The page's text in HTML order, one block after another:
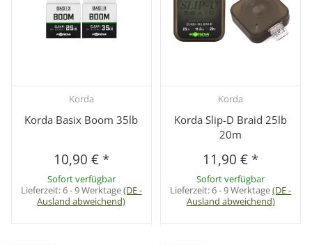
Korda
Korda Basix Boom 35lb
10,90 € *
Sofort verfügbar
Lieferzeit:6 - 9 Werktage(DE -
Ausland abweichend)
Korda
Korda Slip-D Braid 25lb
20m
11,90 € *
Sofort verfügbar
Lieferzeit:6 - 9 Werktage(DE -
Ausland abweichend)